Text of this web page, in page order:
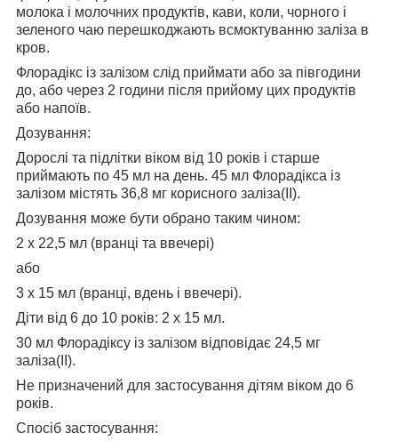
молока і молочних продуктів, кави, коли, чорного і
зеленого чаю перешкоджають всмоктуванню заліза в
кров.
Флорадікс із залізом слід приймати або за півгодини
до, або через 2 години після прийому цих продуктів
або напоїв.
Дозування:
Дорослі та підлітки віком від 10 років і старше
приймають по 45 мл на день. 45 мл Флорадікса із
залізом містять 36,8 мг корисного заліза(II).
Дозування може бути обрано таким чином:
2 х 22,5 мл (вранці та ввечері)
або
3 x 15 мл (вранці, вдень і ввечері).
Діти від 6 до 10 років: 2 x 15 мл.
30 мл Флорадіксу із залізом відповідає 24,5 мг
заліза(ІІ).
Не призначений для застосування дітям віком до 6
років.
Спосіб застосування: